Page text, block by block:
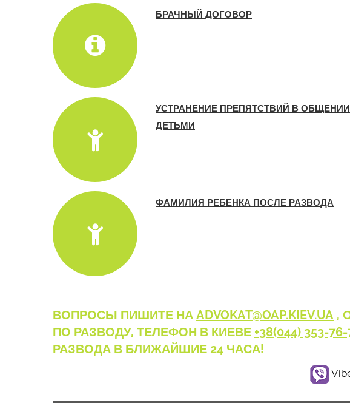
БРАЧНЫЙ ДОГОВОР
УСТРАНЕНИЕ ПРЕПЯТСТВИЙ В
ДЕТЬМИ
ФАМИЛИЯ РЕБЕНКА ПОСЛЕ РАЗВОДА
ВОПРОСЫ ПИШИТЕ НА ADVOKAT@OAP.KIEV.UA ,
ПО РАЗВОДУ, ТЕЛЕФОН В КИЕВЕ +38(044) 353-
РАЗВОДА В БЛИЖАЙШИЕ 24 ЧАСА!